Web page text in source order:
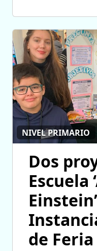
NIVEL PRIMARIO
Dos
Escuela
de